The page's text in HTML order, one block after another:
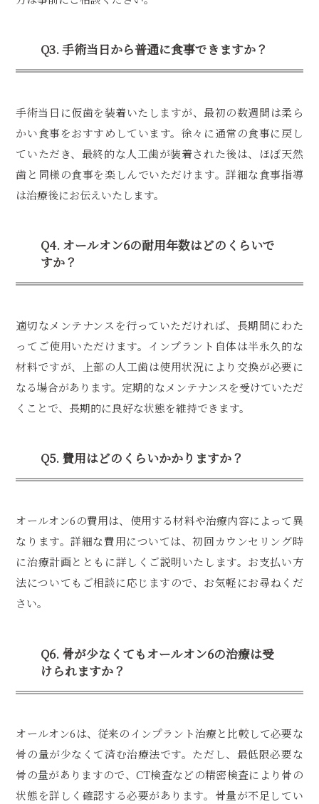
Q3. 手術当日から普通に食事できますか？
手術当日に仮歯を装着いたしますが、最初の数週間は柔ら
かい食事をおすすめしています。徐々に通常の食事に戻し
ていただき、最終的な人工歯が装着された後は、ほぼ天然
歯と同様の食事を楽しんでいただけます。詳細な食事指導
は治療後にお伝えいたします。
Q4. オールオン6の耐用年数はどのくらいで
すか？
適切なメンテナンスを行っていただければ、長期間にわた
ってご使用いただけます。インプラント自体は半永久的な
材料ですが、上部の人工歯は使用状況により交換が必要に
なる場合があります。定期的なメンテナンスを受けていただ
くことで、長期的に良好な状態を維持できます。
Q5. 費用はどのくらいかかりますか？
オールオン6の費用は、使用する材料や治療内容によって異
なります。詳細な費用については、初回カウンセリング時
に治療計画とともに詳しくご説明いたします。お支払い方
法についてもご相談に応じますので、お気軽にお尋ねくだ
さい。
Q6. 骨が少なくてもオールオン6の治療は受
けられますか？
オールオン6は、従来のインプラント治療と比較して必要な
骨の量が少なくて済む治療法です。ただし、最低限必要な
骨の量がありますので、CT検査などの精密検査により骨の
状態を詳しく確認する必要があります。骨量が不足してい